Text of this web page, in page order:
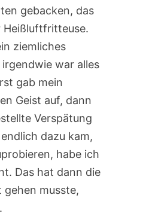
gebacken, das
Heißluftfritteuse.
ziemliches
war alles
gab mein
Geist auf, dann
Verspätung
dazu kam,
habe ich
Das hat dann die
gehen musste,